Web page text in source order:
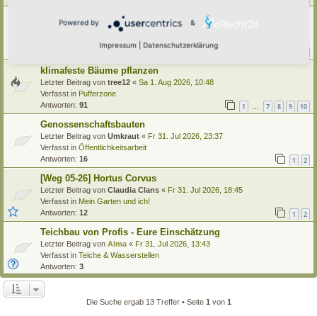
Käfer im Hortus
Letzter Beitrag von tree12«Sa 1. Aug 2026, 15:13
klimafeste Bäume pflanzen
Letzter Beitrag von tree12 « Sa 1. Aug 2026, 10:48
Verfasst in Pufferzone
Antworten: 91 1 … 7 8 9 10
Genossenschaftsbauten
Letzter Beitrag von Umkraut « Fr 31. Jul 2026, 23:37
Verfasst in Öffentlichkeitsarbeit
Antworten: 16 1 2
[Weg 05-26] Hortus Corvus
Letzter Beitrag von Claudia Clans « Fr 31. Jul 2026, 18:45
Verfasst in Mein Garten und ich!
Antworten: 12 1 2
Teichbau von Profis - Eure Einschätzung
Letzter Beitrag von Alma « Fr 31. Jul 2026, 13:43
Verfasst in Teiche & Wasserstellen
Antworten: 3
Die Suche ergab 13 Treffer • Seite 1 von 1
Powered by &
Impressum Datenschutzerklärung